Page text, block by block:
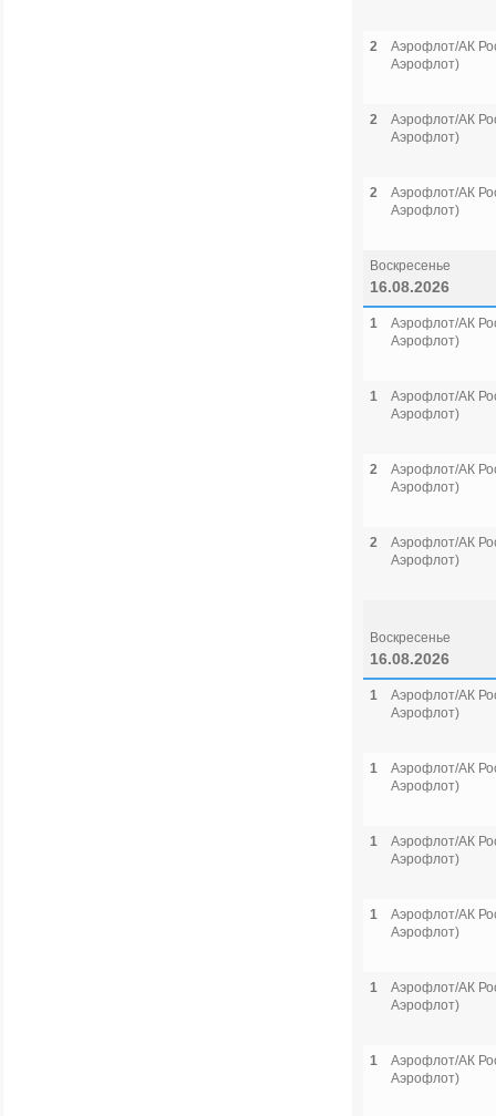
2
Аэрофлот/АК
Аэрофлот)
2
Аэрофлот/АК
Аэрофлот)
2
Аэрофлот/АК
Аэрофлот)
Воскресенье
16.08.2026
1
Аэрофлот/АК
Аэрофлот)
1
Аэрофлот/АК
Аэрофлот)
2
Аэрофлот/АК
Аэрофлот)
2
Аэрофлот/АК
Аэрофлот)
Воскресенье
16.08.2026
1
Аэрофлот/АК
Аэрофлот)
1
Аэрофлот/АК
Аэрофлот)
1
Аэрофлот/АК
Аэрофлот)
1
Аэрофлот/АК
Аэрофлот)
1
Аэрофлот/АК
Аэрофлот)
1
Аэрофлот/АК
Аэрофлот)